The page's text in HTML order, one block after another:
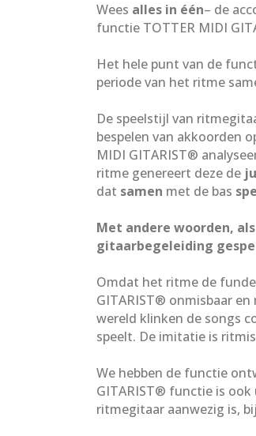
Wees alles in één– de
functie TOTTER MIDI
Het hele punt van de
periode van het ritme
De speelstijl van
bespelen van akkoorden
MIDI GITARIST®
ritme genereert deze de
dat samen met de bas
Met andere woorden,
gitaarbegeleiding
Omdat het ritme de
GITARIST® onmisbaar
wereld klinken de songs
speelt. De imitatie is
We hebben de functie
GITARIST® functie is
ritmegitaar aanwezig is,